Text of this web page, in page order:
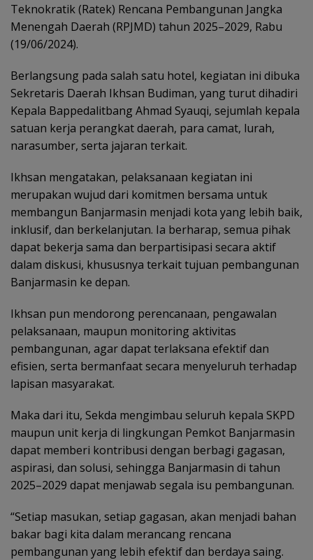
Teknokratik (Ratek) Rencana Pembangunan Jangka
Menengah Daerah (RPJMD) tahun 2025–2029, Rabu
(19/06/2024).
Berlangsung pada salah satu hotel, kegiatan ini dibuka
Sekretaris Daerah Ikhsan Budiman, yang turut dihadiri
Kepala Bappedalitbang Ahmad Syauqi, sejumlah kepala
satuan kerja perangkat daerah, para camat, lurah,
narasumber, serta jajaran terkait.
Ikhsan mengatakan, pelaksanaan kegiatan ini
merupakan wujud dari komitmen bersama untuk
membangun Banjarmasin menjadi kota yang lebih baik,
inklusif, dan berkelanjutan. Ia berharap, semua pihak
dapat bekerja sama dan berpartisipasi secara aktif
dalam diskusi, khususnya terkait tujuan pembangunan
Banjarmasin ke depan.
Ikhsan pun mendorong perencanaan, pengawalan
pelaksanaan, maupun monitoring aktivitas
pembangunan, agar dapat terlaksana efektif dan
efisien, serta bermanfaat secara menyeluruh terhadap
lapisan masyarakat.
Maka dari itu, Sekda mengimbau seluruh kepala SKPD
maupun unit kerja di lingkungan Pemkot Banjarmasin
dapat memberi kontribusi dengan berbagi gagasan,
aspirasi, dan solusi, sehingga Banjarmasin di tahun
2025–2029 dapat menjawab segala isu pembangunan.
“Setiap masukan, setiap gagasan, akan menjadi bahan
bakar bagi kita dalam merancang rencana
pembangunan yang lebih efektif dan berdaya saing.